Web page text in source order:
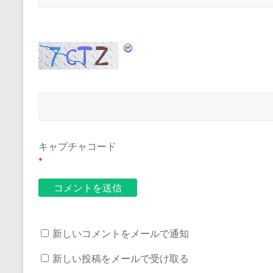
キャプチャコード
*
新しいコメントをメールで通知
新しい投稿をメールで受け取る